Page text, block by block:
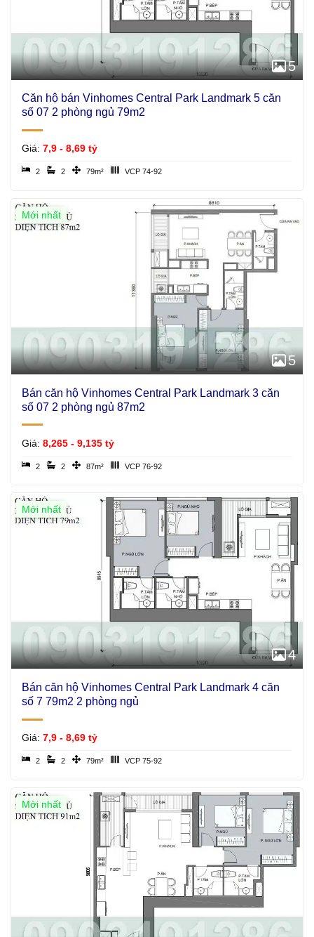
5
Căn hộ bán Vinhomes Central Park Landmark 5 căn
số 07 2 phòng ngủ 79m2
Giá: 7,9 - 8,69 tỷ
2 2 79m² VCP 74-92
Mới nhất
5
Bán căn hộ Vinhomes Central Park Landmark 3 căn
số 07 2 phòng ngủ 87m2
Giá: 8,265 - 9,135 tỷ
2 2 87m² VCP 76-92
Mới nhất
4
Bán căn hộ Vinhomes Central Park Landmark 4 căn
số 7 79m2 2 phòng ngủ
Giá: 7,9 - 8,69 tỷ
2 2 79m² VCP 75-92
Mới nhất